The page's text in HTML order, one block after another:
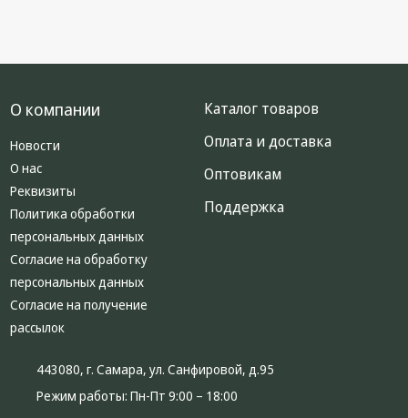
О компании
Новости
О нас
Реквизиты
Политика обработки
персональных данных
Согласие на обработку
персональных данных
Согласие на получение
рассылок
Каталог товаров
Оплата и доставка
Оптовикам
Поддержка
443080, г. Самара, ул. Санфировой, д.95
Режим работы: Пн-Пт 9:00 – 18:00